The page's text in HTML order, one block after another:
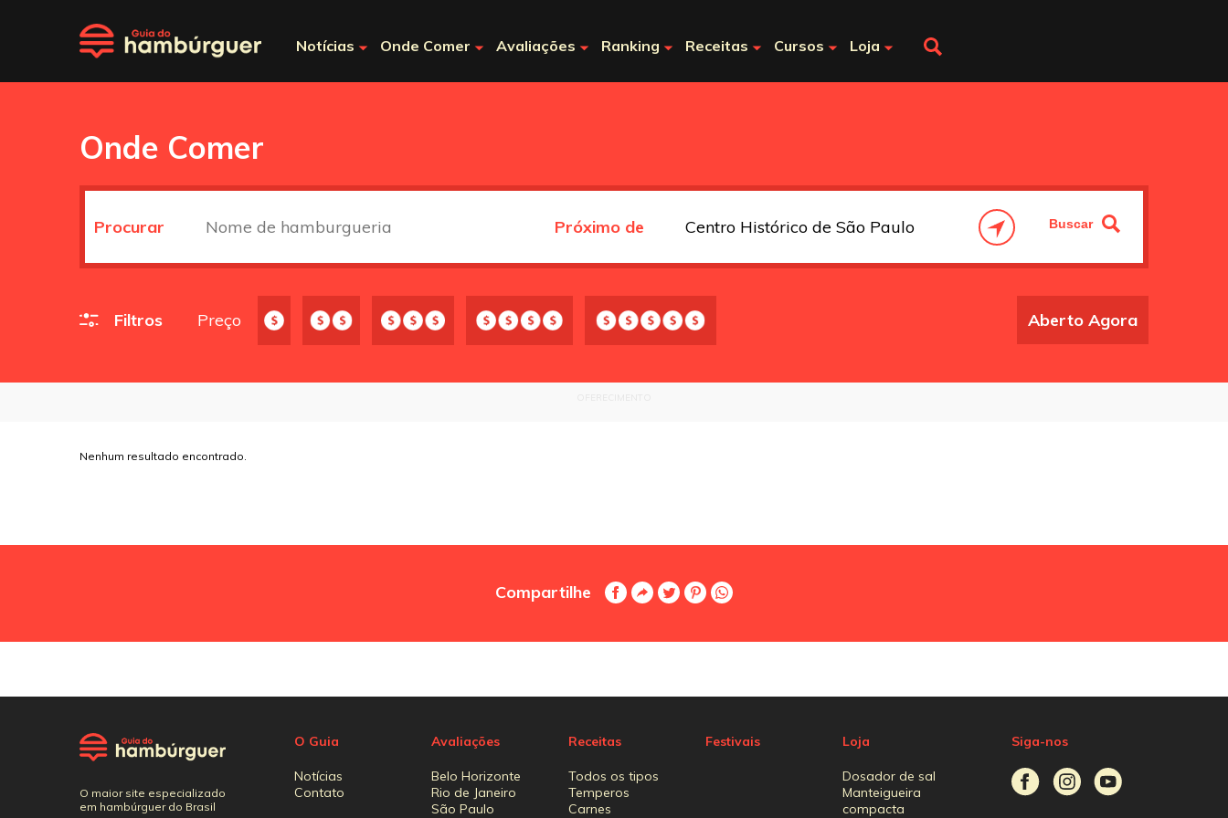
Notícias Onde Comer Avaliações Ranking Receitas Cursos Loja
Onde Comer
Procurar Próximo de
Filtros Preço Aberto Agora
Nenhum resultado encontrado.
Compartilhe
O maior site especializado
em hambúrguer do Brasil
O Guia
Notícias
Contato
Avaliações
Belo Horizonte
Rio de Janeiro
São Paulo
Receitas
Todos os tipos
Temperos
Carnes
Festivais Loja
Dosador de sal
Manteigueira
compacta
Siga-nos